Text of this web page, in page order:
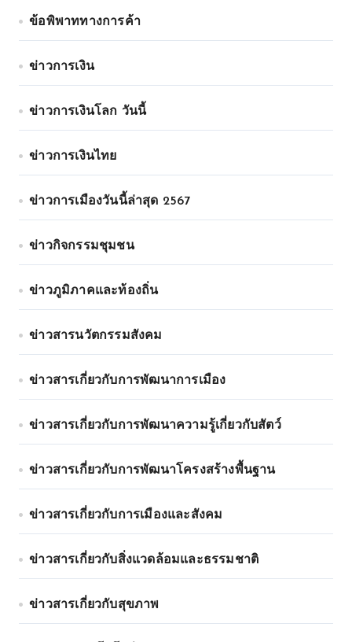
ข้อพิพาททางการค้า
ข่าวการเงิน
ข่าวการเงินโลก วันนี้
ข่าวการเงินไทย
ข่าวการเมืองวันนี้ล่าสุด 2567
ข่าวกิจกรรมชุมชน
ข่าวภูมิภาคและท้องถิ่น
ข่าวสารนวัตกรรมสังคม
ข่าวสารเกี่ยวกับการพัฒนาการเมือง
ข่าวสารเกี่ยวกับการพัฒนาความรู้เกี่ยวกับสัตว์
ข่าวสารเกี่ยวกับการพัฒนาโครงสร้างพื้นฐาน
ข่าวสารเกี่ยวกับการเมืองและสังคม
ข่าวสารเกี่ยวกับสิ่งแวดล้อมและธรรมชาติ
ข่าวสารเกี่ยวกับสุขภาพ